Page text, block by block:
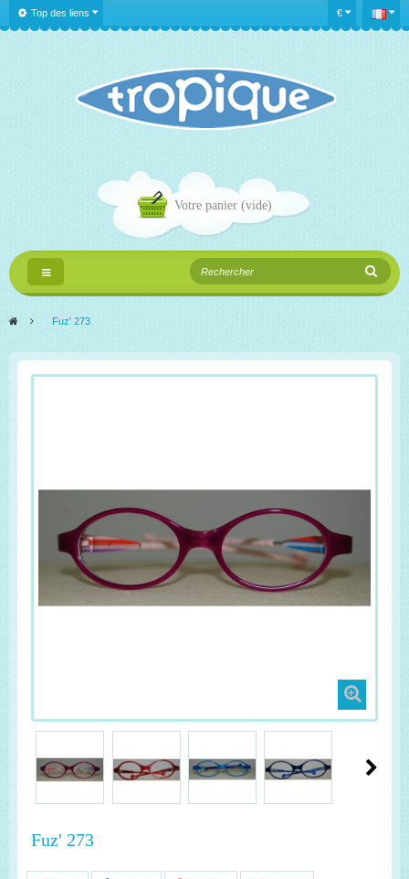
€
Top des liens
Votre panier (vide)
Navigation
bascule
> Fuz' 273
Fuz' 273